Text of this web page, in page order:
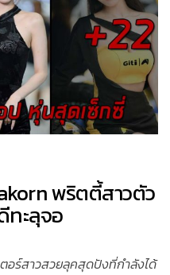
พริตตี้สาวตัว
ะลุจอ
อร์สาวสวยลุคสุดปังที่กำลังได้